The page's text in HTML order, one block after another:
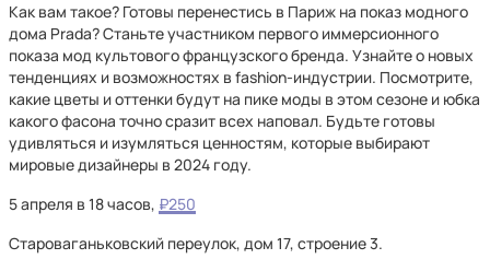
Как вам такое? Готовы перенестись в Париж на показ модного
дома Prada? Станьте участником первого иммерсионного
показа мод культового французского бренда. Узнайте о новых
тенденциях и возможностях в fashion-индустрии. Посмотрите,
какие цветы и оттенки будут на пике моды в этом сезоне и юбка
какого фасона точно сразит всех наповал. Будьте готовы
удивляться и изумляться ценностям, которые выбирают
мировые дизайнеры в 2024 году.
5 апреля в 18 часов, ₽250
Староваганьковский переулок, дом 17, строение 3.